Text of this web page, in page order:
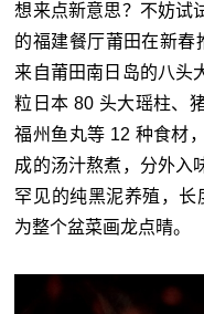
想来点新意思？不妨试
的福建餐厅莆田在新春
来自莆田南日岛的八头
粒日本 80 头大瑶柱、
福州鱼丸等 12 种食材
成的汤汁熬煮，分外入
罕见的纯黑泥养殖，长
为整个盆菜画龙点晴。